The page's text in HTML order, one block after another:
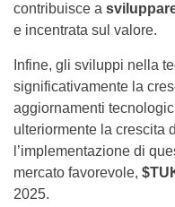
contribuisce a
e incentrata sul valore.
Infine, gli sviluppi nella
significativamente la
aggiornamenti
ulteriormente la crescita
l’implementazione di
mercato favorevole,
2025.